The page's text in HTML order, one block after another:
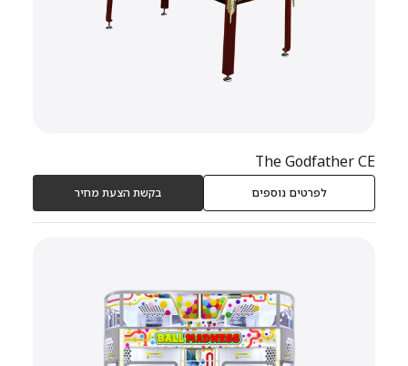
The Godfather CE
לפרטים נוספים בקשת הצעת מחיר